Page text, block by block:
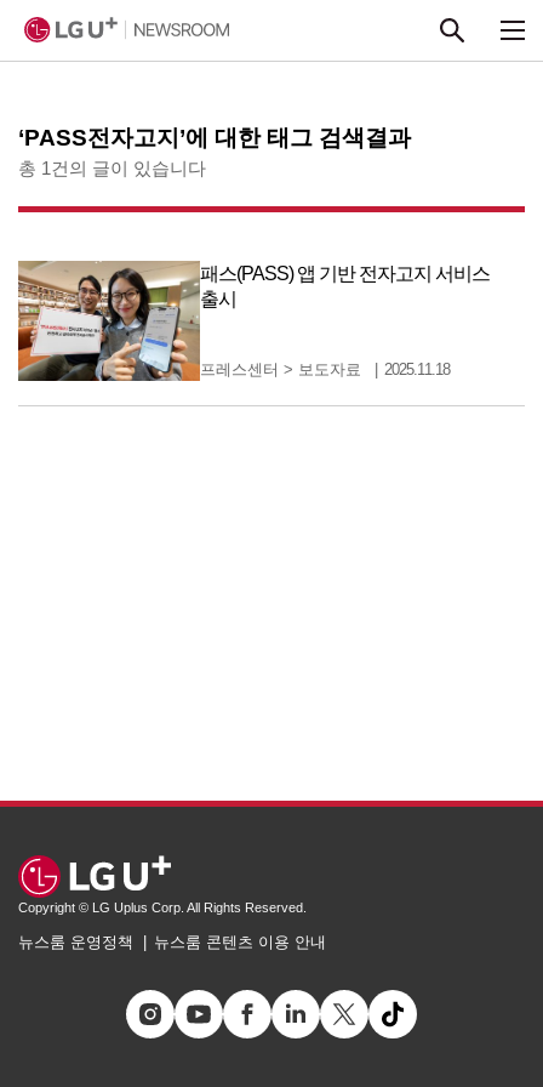
‘PASS전자고지’에 대한 태그 검색결과
총 1건의 글이 있습니다
패스(PASS) 앱 기반 전자고지 서비스
출시
프레스센터 > 보도자료 2025.11.18
Copyright © LG Uplus Corp. All Rights Reserved.
뉴스룸 운영정책 뉴스룸 콘텐츠 이용 안내